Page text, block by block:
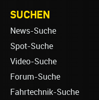
SUCHEN
News-Suche
Spot-Suche
Video-Suche
Forum-Suche
Fahrtechnik-Suche